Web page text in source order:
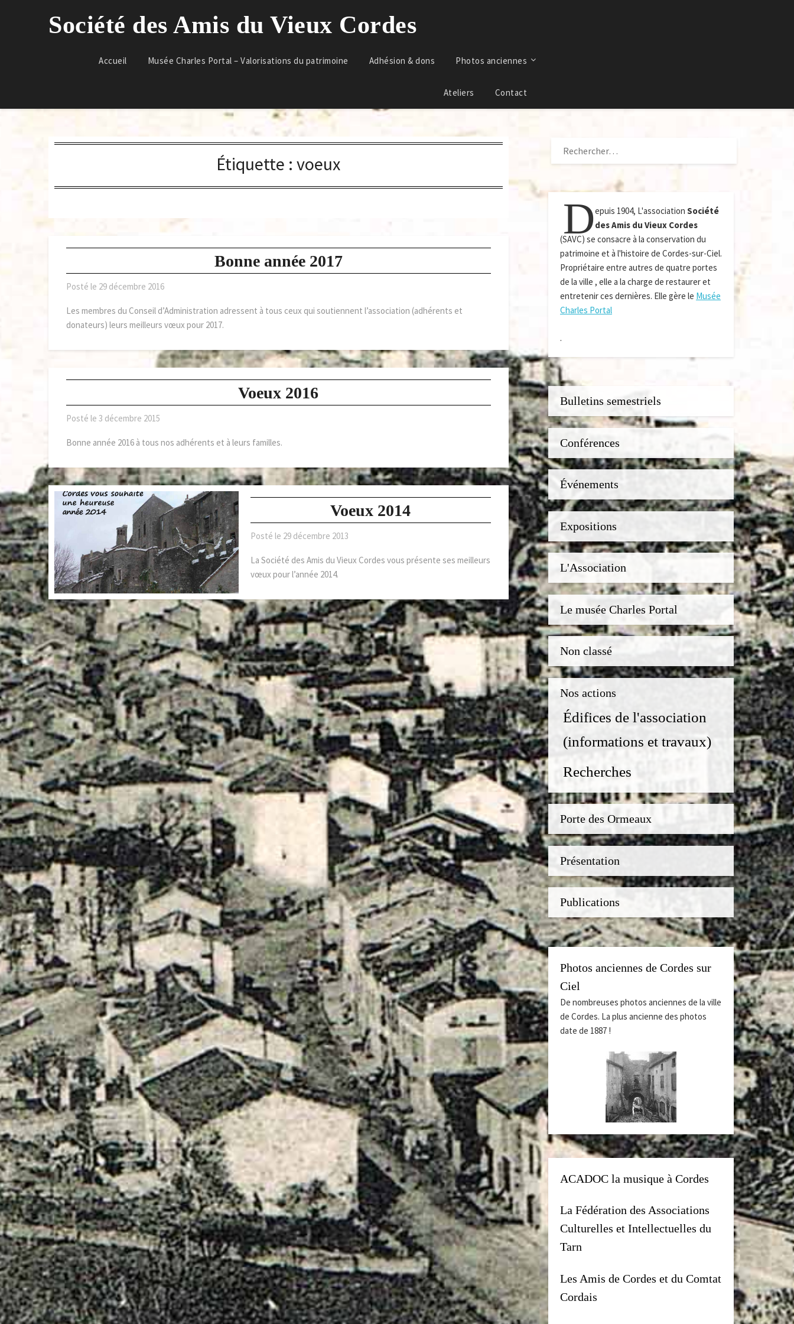
Société des Amis du Vieux Cordes
Accueil Musée Charles Portal – Valorisations du patrimoine Adhésion & dons Photos anciennes
Ateliers Contact
Étiquette :voeux
Bonne année 2017
Posté le 29 décembre 2016
Les membres du Conseil d’Administration adressent à tous ceux qui soutiennent l’association (adhérents et
donateurs) leurs meilleurs vœux pour 2017.
Voeux 2016
Posté le 3 décembre 2015
Bonne année 2016 à tous nos adhérents et à leurs familles.
Voeux 2014
Posté le 29 décembre 2013
La Société des Amis du Vieux Cordes vous présente ses meilleurs
vœux pour l’année 2014.
Depuis 1904, L'association Société
des Amis du Vieux Cordes
(SAVC) se consacre à la conservation du
patrimoine et à l'histoire de Cordes-sur-Ciel.
Propriétaire entre autres de quatre portes
de la ville , elle a la charge de restaurer et
entretenir ces dernières. Elle gère le Musée
Charles Portal
.
Bulletins semestriels
Conférences
Événements
Expositions
L'Association
Le musée Charles Portal
Non classé
Nos actions
Édifices de l'association
(informations et travaux)
Recherches
Porte des Ormeaux
Présentation
Publications
Photos anciennes de Cordes sur
Ciel
De nombreuses photos anciennes de la ville
de Cordes. La plus ancienne des photos
date de 1887 !
ACADOC la musique à Cordes
La Fédération des Associations
Culturelles et Intellectuelles du
Tarn
Les Amis de Cordes et du Comtat
Cordais